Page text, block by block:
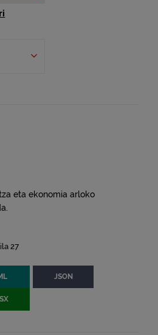
eta ekonomia arloko
27
JSON